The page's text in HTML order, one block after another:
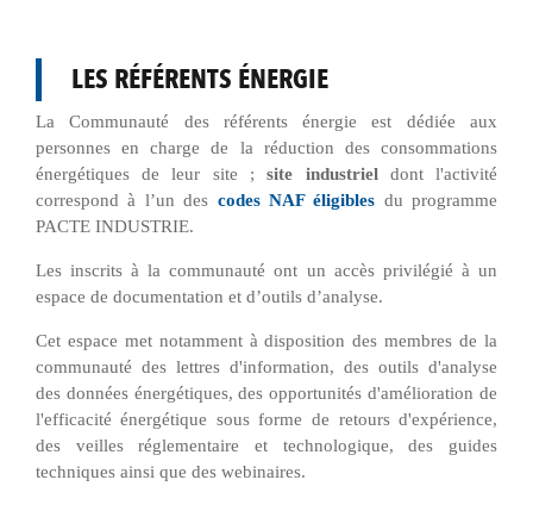
LES RÉFÉRENTS ÉNERGIE
La Communauté des référents énergie est dédiée aux
personnes en charge de la réduction des consommations
énergétiques de leur site ;site industriel dont l'activité
correspond à l’un des codes NAF éligibles du programme
PACTE INDUSTRIE.
Les inscrits à la communauté ont un accès privilégié à un
espace de documentation et d’outils d’analyse.
Cet espace met notamment à disposition des membres de la
communauté des lettres d'information, des outils d'analyse
des données énergétiques, des opportunités d'amélioration de
l'efficacité énergétique sous forme de retours d'expérience,
des veilles réglementaire et technologique, des guides
techniques ainsi que des webinaires.